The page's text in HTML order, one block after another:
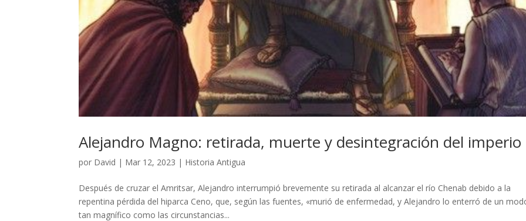
Alejandro Magno: retirada, muerte y desintegración del imperio
por David | Mar 12, 2023 | Historia Antigua
Después de cruzar el Amritsar, Alejandro interrumpió brevemente su retirada al alcanzar el río Chenab debido a la
repentina pérdida del hiparca Ceno, que, según las fuentes, «murió de enfermedad, y Alejandro lo enterró de un
tan magnífico como las circunstancias...